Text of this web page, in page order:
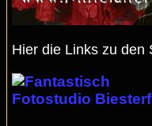
Hier die Links zu den
Fotostudio